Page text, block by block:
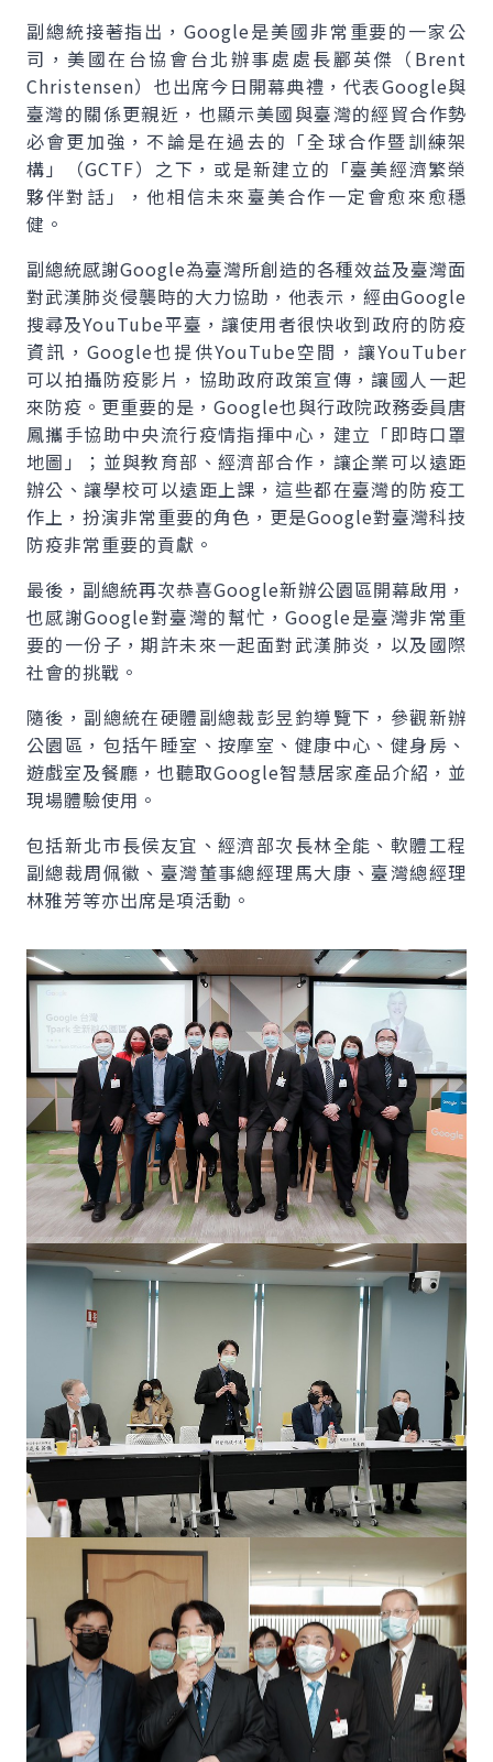
副總統接著指出，Google是美國非常重要的一家公
司，美國在台協會台北辦事處處長酈英傑（Brent
Christensen）也出席今日開幕典禮，代表Google與
臺灣的關係更親近，也顯示美國與臺灣的經貿合作勢
必會更加強，不論是在過去的「全球合作暨訓練架
構」（GCTF）之下，或是新建立的「臺美經濟繁榮
夥伴對話」，他相信未來臺美合作一定會愈來愈穩
健。
副總統感謝Google為臺灣所創造的各種效益及臺灣面
對武漢肺炎侵襲時的大力協助，他表示，經由Google
搜尋及YouTube平臺，讓使用者很快收到政府的防疫
資訊，Google也提供YouTube空間，讓YouTuber
可以拍攝防疫影片，協助政府政策宣傳，讓國人一起
來防疫。更重要的是，Google也與行政院政務委員唐
鳳攜手協助中央流行疫情指揮中心，建立「即時口罩
地圖」；並與教育部、經濟部合作，讓企業可以遠距
辦公、讓學校可以遠距上課，這些都在臺灣的防疫工
作上，扮演非常重要的角色，更是Google對臺灣科技
防疫非常重要的貢獻。
最後，副總統再次恭喜Google新辦公園區開幕啟用，
也感謝Google對臺灣的幫忙，Google是臺灣非常重
要的一份子，期許未來一起面對武漢肺炎，以及國際
社會的挑戰。
隨後，副總統在硬體副總裁彭昱鈞導覽下，參觀新辦
公園區，包括午睡室、按摩室、健康中心、健身房、
遊戲室及餐廳，也聽取Google智慧居家產品介紹，並
現場體驗使用。
包括新北市長侯友宜、經濟部次長林全能、軟體工程
副總裁周佩徽、臺灣董事總經理馬大康、臺灣總經理
林雅芳等亦出席是項活動。